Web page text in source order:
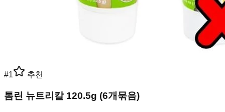
#1 추천
톰린 뉴트리칼 120.5g (6개묶음)